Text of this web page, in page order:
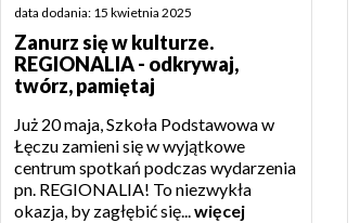
data dodania: 15 kwietnia 2025
Zanurz się w kulturze.
REGIONALIA - odkrywaj,
twórz, pamiętaj
Już 20 maja, Szkoła Podstawowa w
Łęczu zamieni się w wyjątkowe
centrum spotkań podczas wydarzenia
pn. REGIONALIA! To niezwykła
okazja, by zagłębić się...więcej